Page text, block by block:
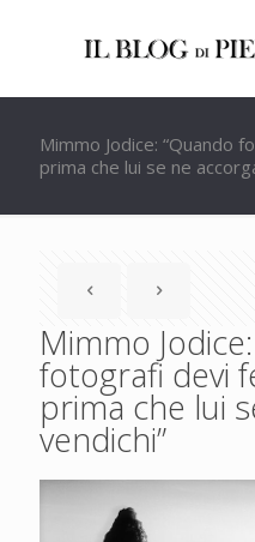
Mimmo Jodice: “Quando
prima che lui se ne
Mimmo
fotografi devi
prima che lui
vendichi”